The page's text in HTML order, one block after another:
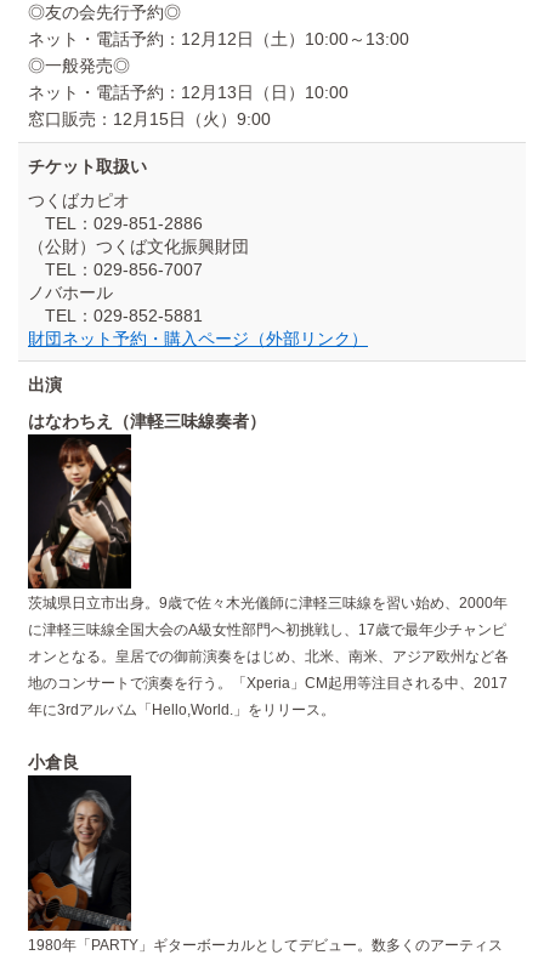
◎友の会先行予約◎
ネット・電話予約：12月12日（土）10:00～13:00
◎一般発売◎
ネット・電話予約：12月13日（日）10:00
窓口販売：12月15日（火）9:00
チケット取扱い
つくばカピオ
TEL：029-851-2886
（公財）つくば文化振興財団
TEL：029-856-7007
ノバホール
TEL：029-852-5881
財団ネット予約・購入ページ（外部リンク）
出演
はなわちえ（津軽三味線奏者）
茨城県日立市出身。9歳で佐々木光儀師に津軽三味線を習い始め、2000年
に津軽三味線全国大会のA級女性部門へ初挑戦し、17歳で最年少チャンピ
オンとなる。皇居での御前演奏をはじめ、北米、南米、アジア欧州など各
地のコンサートで演奏を行う。「Xperia」CM起用等注目される中、2017
年に3rdアルバム「Hello,World.」をリリース。
小倉良
1980年「PARTY」ギターボーカルとしてデビュー。数多くのアーティス